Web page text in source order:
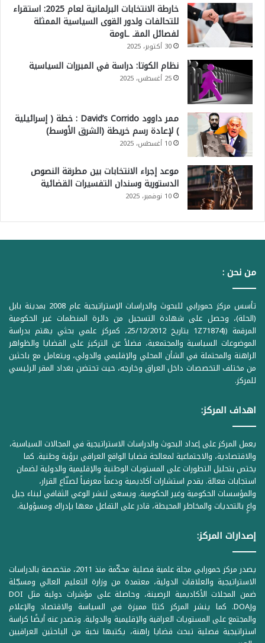
خارطة الانتخابات البرلمانية لعام 2025: استقراء
للتحالفات ولدور القوى السياسية الممثلة
لفصائل المقـ ـاومة
30 أكتوبر، 2025
نظام الكوتا: دراسة في المبررات السياسية
25 أغسطس، 2025
ممر داوود David’s Corrido : خطة ( إسرائيلية
) لإعادة رسم خريطة (الشرق الأوسط)
10 أغسطس، 2025
موعد إجراء الانتخابات بين مطرقة النصوص
الدستورية وسندان التفسيرات القضائية
10 نوفمبر، 2025
من نحن :
تأسس مركز حمورابي للبحوث والدراسات الإستراتيجية عام 2008 بمدينة بابل
(الحلة)، وحصل على شهادة التسجيل من دائرة المنظمات غير الحكومية
المرقمة ((1Z71874 بتاريخ 25/12/2012، كمركز علمي بحثي يهتم بدراسة
الموضوعات السياسية والمجتمعية، فضلاً عن التركيز على القضايا والظواهر
الراهنة والمحتملة في الشأن المحلي والإقليمي والدولي، ويتعامل مع باحثين
من مختلف التخصصات داخل العراق وخارجه، حيث تحتضن بغداد المقر الرئيسي
للمركز.
اهداف المركز:
يعمل المركز على إعداد البحوث والدراسات الاستراتيجية في المجالات السياسية،
والاقتصادية، والاجتماعية لمعالجة قضايا الواقع العراقي برؤية وطنية. كما
يختص بتحليل التطورات على المستويات الوطنية والإقليمية والدولية لضمان
استجابات فعالة. يقدم استشارات أكاديمية ودعماً معرفياً لصنّاع القرار،
والمؤسسات الحكومية وغير الحكومية. ويسعى لنشر الوعي الثقافي لبناء جيل
واعٍ بالتحديات والمخاطر المحيطة، قادر على التفاعل معها بإدراك ومسؤولية.
إصدارات المركز:
يصدر مركز حمورابي مجلة علمية فصلية محكّمة منذ 2011، متخصصة بالدراسات
الاستراتيجية والعلاقات الدولية، معتمدة من وزارة التعليم العالي ومسجّلة
ضمن المجلات الأكاديمية الرصينة، وحاصلة على مؤشرات دولية مثل DOI
وDOAJ. كما ينشر المركز كتبًا مميزة في السياسة والاقتصاد والإعلام
والمجتمع على المستويات العراقية والإقليمية والدولية. وتصدر عنه أيضًا كراسة
استراتيجية فصلية تبحث قضايا راهنة، يكتبها نخبة من الباحثين العراقيين